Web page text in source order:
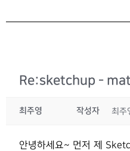
Re:sketchup -
최주영 작성자 최주
안녕하세요~ 먼저 제